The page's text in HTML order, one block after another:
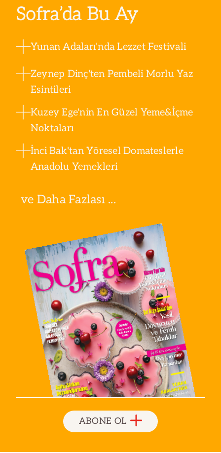
Sofra’da Bu Ay
Yunan Adaları'nda Lezzet Festivali
Zeynep Dinç'ten Pembeli Morlu Yaz
Esintileri
Kuzey Ege'nin En Güzel Yeme&İçme
Noktaları
İnci Bak'tan Yöresel Domateslerle
Anadolu Yemekleri
ve Daha Fazlası ...
ABONE OL